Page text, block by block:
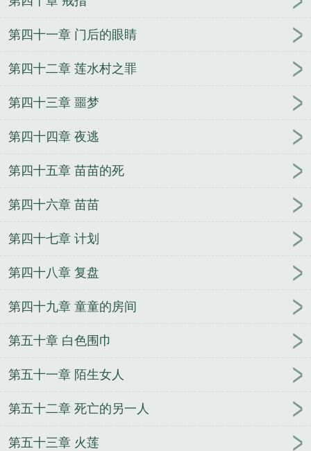
第四十一章 门后的眼睛
第四十二章 莲水村之罪
第四十三章 噩梦
第四十四章 夜逃
第四十五章 苗苗的死
第四十六章 苗苗
第四十七章 计划
第四十八章 复盘
第四十九章 童童的房间
第五十章 白色围巾
第五十一章 陌生女人
第五十二章 死亡的另一人
第五十三章 火莲